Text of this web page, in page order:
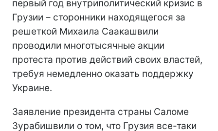
первый год внутриполитический кризис в
Грузии – сторонники находящегося за
решеткой Михаила Саакашвили
проводили многотысячные акции
протеста против действий своих властей,
требуя немедленно оказать поддержку
Украине.
Заявление президента страны Саломе
Зурабишвили о том, что Грузия все-таки